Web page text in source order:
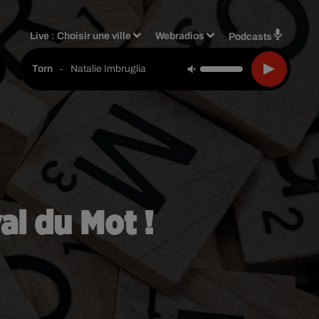
Live :Choisir une ville Webradios Podcasts
Torn - Natalie Imbruglia
du Mot !